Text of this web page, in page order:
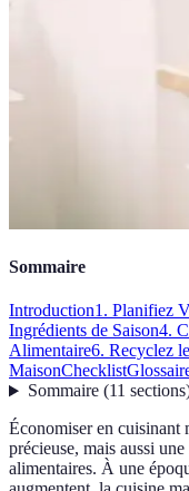
Sommaire
Introduction1. Planifiez
Ingrédients de Saison4.
Alimentaire6. Recyclez
MaisonChecklist
Sommaire(11 sections
Économiser en cuisinant
précieuse, mais aussi
alimentaires. À une